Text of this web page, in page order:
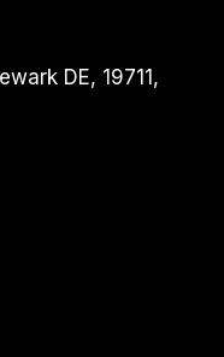
DE, 19711,